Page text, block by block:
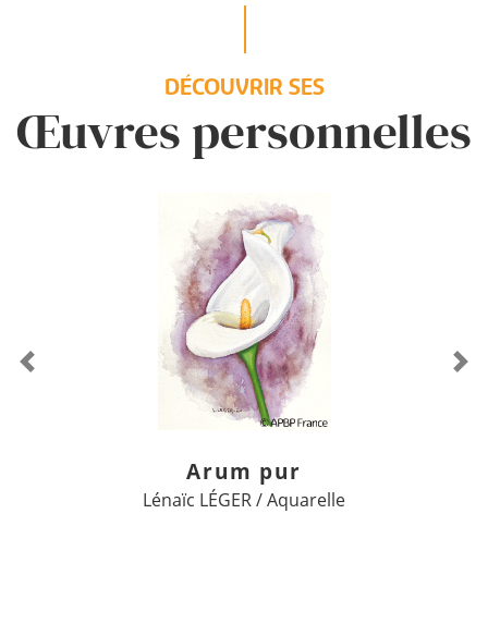
DÉCOUVRIR SES
Œuvres personnelles
Arum pur
Lénaïc LÉGER / Aquarelle
Previous